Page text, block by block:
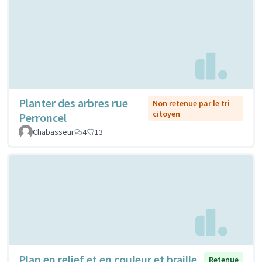
Planter des arbres rue
Perroncel
Non retenue par le tri
citoyen
Chabasseur
4 13
Retenue